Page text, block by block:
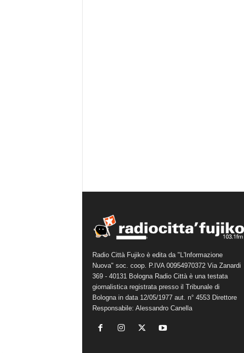
Radio Città Fujiko è edita da "L'Informazione
Nuova" soc. coop. P.IVA 00954970372 Via Zanardi
369 - 40131 Bologna Radio Città è una testata
giornalistica registrata presso il Tribunale di
Bologna in data 12/05/1977 aut. n° 4553 Direttore
Responsabile: Alessandro Canella